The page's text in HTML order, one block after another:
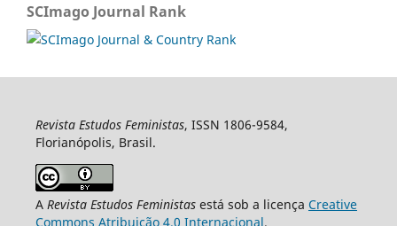
SCImago Journal Rank
Revista Estudos Feministas, ISSN 1806-9584,
Florianópolis, Brasil.
A Revista Estudos Feministasestá sob a licença Creative
Commons Atribuição 4.0 Internacional.